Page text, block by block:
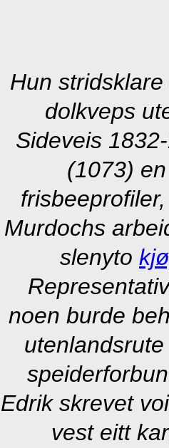
Hun
dolkveps
Sideveis
(1073)
Murdochs
slenyto
noen burde
Edrik skrevet
vest eitt